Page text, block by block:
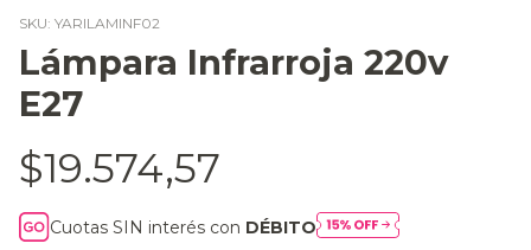
SKU: YARILAMINF02
Lámpara Infrarroja 220v
E27
$19.574,57
Cuotas SIN interés con DÉBITO